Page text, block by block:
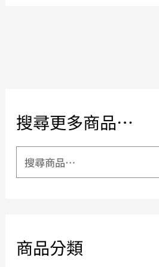
搜尋更多商品…
商品分類